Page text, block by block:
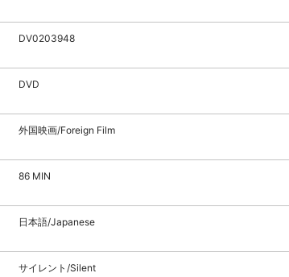
DV0203948
DVD
外国映画/Foreign Film
86 MIN
日本語/Japanese
サイレント/Silent